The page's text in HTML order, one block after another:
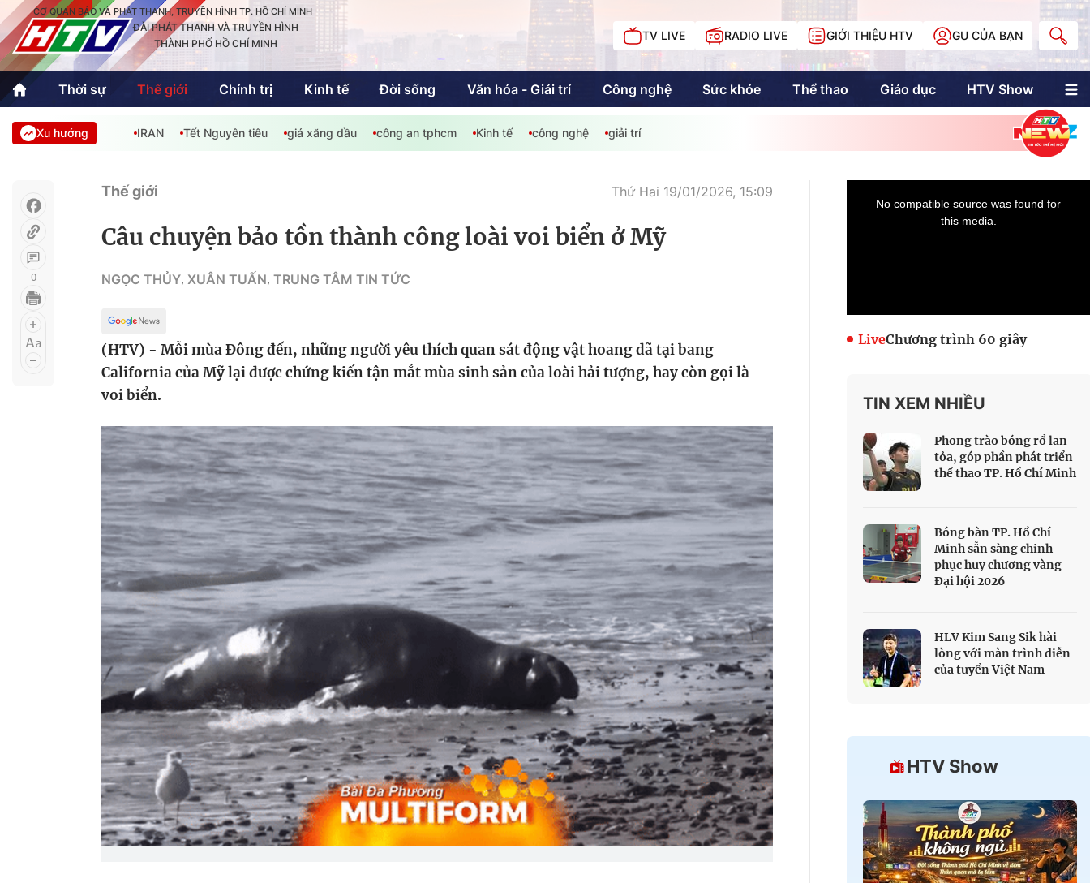
CƠ QUAN BÁO VÀ PHÁT THANH, TRUYỀN HÌNH TP. HỒ CHÍ MINH
ĐÀI PHÁT THANH VÀ TRUYỀN HÌNH
THÀNH PHỐ HỒ CHÍ MINH
TV LIVE RADIO LIVE GIỚI THIỆU HTV GU CỦA BẠN
Thời sự Thế giới Chính trị Kinh tế Đời sống Văn hóa - Giải trí Công nghệ Sức khỏe Thể thao Giáo dục HTV Show
Thời sự
Thể thao
Quốc tế
Văn hóa - Giải trí
Giáo dục Kinh tế
An Sinh
Công nghệ
Sự kiện quan tâm
Chuyên đề
Hồ Chí Minh
Chuyển đổi số
HTV Show
ngủ
Chậm
Bé xem gì
Mái ấm gia đình
Việt
Các show khác
Các chương trình
khác
HTV Phim
Phim tài liệu
HTV Sự kiện
Ngày hội HTV
Innovation Fest
Chung một tấm
lòng
HTV Thể thao
Cúp Truyền hình
Cuộc đua offroad
HTV
SEA Games 33
Multimedia
Multiform
Doanh nhân Sài
Gòn
Xu hướng IRAN Tết Nguyên tiêu giá xăng dầu công an tphcm Kinh tế công nghệ giải trí
0
Thế giới Thứ Hai 19/01/2026, 15:09
Câu chuyện bảo tồn thành công loài voi biển ở Mỹ
NGỌC THỦY, XUÂN TUẤN, TRUNG TÂM TIN TỨC
(HTV) - Mỗi mùa Đông đến, những người yêu thích quan sát động vật hoang dã tại bang
California của Mỹ lại được chứng kiến tận mắt mùa sinh sản của loài hải tượng, hay còn gọi là
voi biển.
LiveChương trình 60 giây
TIN XEM NHIỀU
Phong trào bóng rổ lan
tỏa, góp phần phát triển
thể thao TP. Hồ Chí Minh
Bóng bàn TP. Hồ Chí
Minh sẵn sàng chinh
phục huy chương vàng
Đại hội 2026
HLV Kim Sang Sik hài
lòng với màn trình diễn
của tuyển Việt Nam
HTV Show